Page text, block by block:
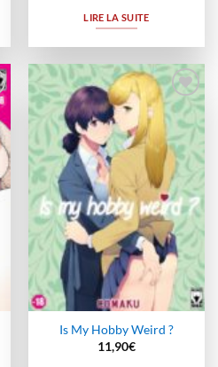
LIRE LA SUITE
Ajouter
à la
wishlist
Is My Hobby Weird ?
11,90€